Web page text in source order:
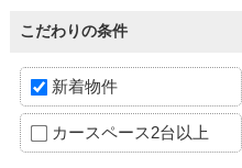
こだわりの条件
新着物件
カースペース2台以上